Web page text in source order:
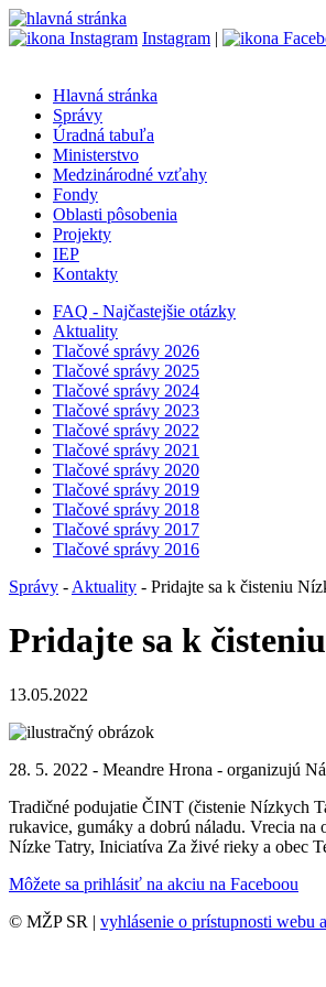
Instagram |
Hlavná stránka
Správy
Úradná tabuľa
Ministerstvo
Medzinárodné vzťahy
Fondy
Oblasti pôsobenia
Projekty
IEP
Kontakty
FAQ - Najčastejšie otázky
Aktuality
Tlačové správy 2026
Tlačové správy 2025
Tlačové správy 2024
Tlačové správy 2023
Tlačové správy 2022
Tlačové správy 2021
Tlačové správy 2020
Tlačové správy 2019
Tlačové správy 2018
Tlačové správy 2017
Tlačové správy 2016
Správy - Aktuality - Pridajte sa k čisteniu
Pridajte sa k
13.05.2022
28. 5. 2022 - Meandre Hrona - organizujú
Tradičné podujatie ČINT (čistenie Nízkych
rukavice, gumáky a dobrú náladu. Vrecia na
Nízke Tatry, Iniciatíva Za živé rieky a obec
Môžete sa prihlásiť na akciu na Faceboou
© MŽP SR | vyhlásenie o prístupnosti webu